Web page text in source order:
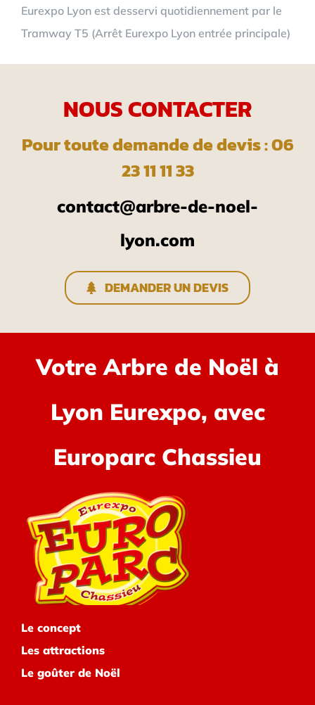
Eurexpo Lyon est desservi quotidiennement par le
Tramway T5 (Arrêt Eurexpo Lyon entrée principale)
NOUS CONTACTER
Pour toute demande de devis : 06
23 11 11 33
contact@arbre-de-noel-
lyon.com
DEMANDER UN DEVIS
Votre Arbre de Noël à
Lyon Eurexpo, avec
Europarc Chassieu
Le concept
Les attractions
Le goûter de Noël